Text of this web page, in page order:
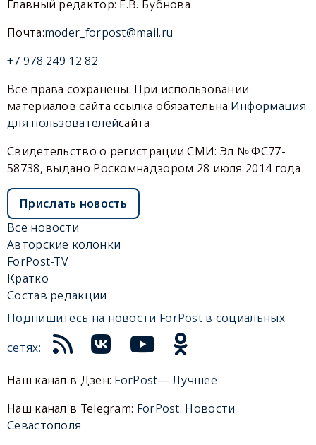
Главный редактор: Е.В. Бубнова
Почта:moder_forpost@mail.ru
+7 978 249 12 82
Все права сохранены. При использовании
материалов сайта ссылка обязательна.Информация
для пользователейсайта
Свидетельство о регистрации СМИ: Эл № ФС77-
58738, выдано Роскомнадзором 28 июля 2014 года
Прислать новость
Все новости
Авторские колонки
ForPost-TV
Кратко
Состав редакции
Подпишитесь на новости ForPost в социальных
сетях:
Наш канал в Дзен: ForPost— Лучшее
Наш канал в Telegram: ForPost. Новости
Севастополя